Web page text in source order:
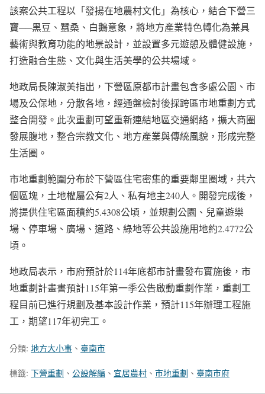
該案公共工程以「發揚在地農村文化」為核心，結合下營三
寶──黑豆、蠶桑、白鵝意象，將地方產業特色轉化為兼具
藝術與教育功能的地景設計，並設置多元遊憩及體健設施，
打造融合生態、文化與生活美學的公共場域。
地政局長陳淑美指出，下營區原都市計畫包含多處公園、市
場及公保地，分散各地，經通盤檢討後採跨區市地重劃方式
整合開發。此次重劃可望重新連結地區交通網絡，擴大商圈
發展腹地，整合宗教文化、地方產業與傳統風貌，形成完整
生活圈。
市地重劃範圍分布於下營區住宅密集的重要鄰里圈域，共六
個區塊，土地權屬公有2人、私有地主240人。開發完成後，
將提供住宅區面積約5.4308公頃，並規劃公園、兒童遊樂
場、停車場、廣場、道路、綠地等公共設施用地約2.4772公
頃。
地政局表示，市府預計於114年底都市計畫發布實施後，市
地重劃計畫書預計115年第一季公告啟動重劃作業，重劃工
程目前已進行規劃及基本設計作業，預計115年辦理工程施
工，期望117年初完工。
分類: 地方大小事 、 臺南市
標籤: 下營重劃 、 公設解編 、 宜居農村 、 市地重劃 、 臺南市府